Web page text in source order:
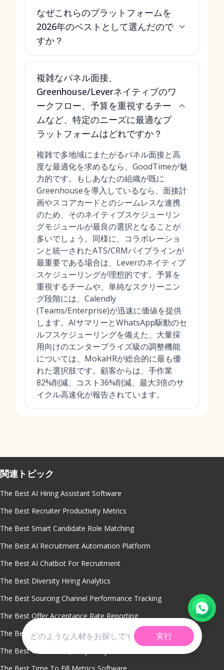
なぜこれらのプラットフォームを
2026年のベストとして選んだので
すか？
複雑なパネル面接、
Greenhouse/Leverネイティブのワ
ークフロー、予算を重視するチー
ムなど、特定のニーズに最適なプ
ラットフォームはどれですか？
複雑で多地域にまたがるパネル面接と高
度な最適化を求めるなら、GoodTimeが魅
力的です。もしあなたの組織が既に
Greenhouseを導入しているなら、面接計
画やスコアカードとのシームレスな連携
のため、そのネイティブスケジューリン
グモジュールが最良の選択となることが
多いでしょう。同様に、コラボレーショ
ンと統一されたATS/CRMパイプラインが
最重要である場合は、Leverのネイティブ
スケジューリングが理想的です。予算を
重視するチームや、単純なスクリーニン
グ段階には、Calendly
(Teams/Enterprise)が迅速に価値を提供
します。AIサマリーとWhatsApp駆動のセ
ルフスケジューリングを備えた、大量採
用向けのエンタープライズ級の調整機能
については、MokaHRが総合的に最も優
れた選択肢です。顧客からは、手作業
82%削減、コスト36%削減、最大3倍のサ
イクル高速化が報告されています。
実行
関連トピック
The Best AI Hiring Assistant Software
The Best Recruiter Productivity Metrics
The Best Smart Candidate Role Matching
The Best AI Recruitment Automation Platform
The Best AI Chatbot For Recruitment
The Best Diversity Hiring Analytics
The Best Sourcing Channel Performance Tracking
The Best Offer Acceptance Rate Reporting
The Best Predictive Hiring Analytics
The Best Candidate Quality Analytics